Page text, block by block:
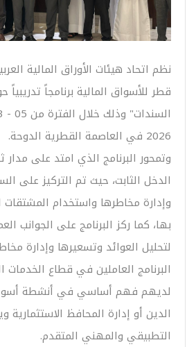
نظم اتحاد ھیئات الأوراق المالیة
قطر للأسواق المالية برنامجاً
2026 في العاصمة القطرية الدوحة.
وتمحور البرنامج الذي امتد على مدار
الدخل الثابت، حيث تم التركيز على
وإدارة مخاطرها واستخدام المشتقات
بها، كما ركز البرنامج على الجوانب
لتحليل العوائد وتسعيرها وإدارة
البرنامج العاملين في قطاع الخدمات
لديهم فهم أساسي في أنشطة
الدين أو إدارة المحافظ الاستثمارية
التطبيقي والمهني المتقدم.